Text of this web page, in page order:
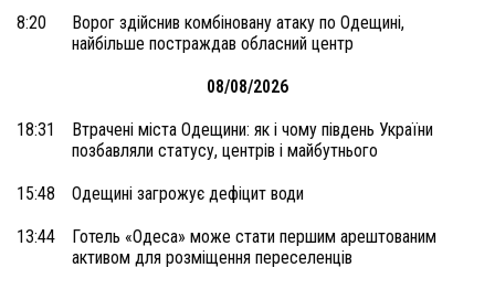
8:20
Ворог здійснив комбіновану атаку по Одещині,
найбільше постраждав обласний центр
08/08/2026
18:31
Втрачені міста Одещини: як і чому південь України
позбавляли статусу, центрів і майбутнього
15:48 Одещині загрожує дефіцит води
13:44
Готель «Одеса» може стати першим арештованим
активом для розміщення переселенців